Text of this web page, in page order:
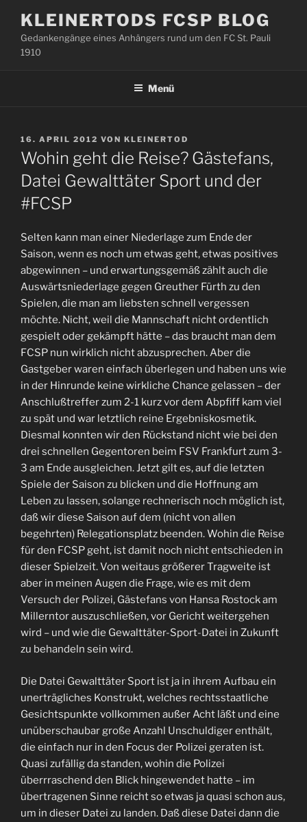
Inhalt
springen
KLEINERTODS FCSP BLOG
Gedankengänge eines Anhängers rund um den FC St. Pauli
1910
Menü
VERÖFFENTLICHT
AM
16. APRIL 2012 VON KLEINERTOD
Wohin geht die Reise? Gästefans,
Datei Gewalttäter Sport und der
#FCSP
Selten kann man einer Niederlage zum Ende der
Saison, wenn es noch um etwas geht, etwas positives
abgewinnen – und erwartungsgemäß zählt auch die
Auswärtsniederlage gegen Greuther Fürth zu den
Spielen, die man am liebsten schnell vergessen
möchte. Nicht, weil die Mannschaft nicht ordentlich
gespielt oder gekämpft hätte – das braucht man dem
FCSP nun wirklich nicht abzusprechen. Aber die
Gastgeber waren einfach überlegen und haben uns wie
in der Hinrunde keine wirkliche Chance gelassen – der
Anschlußtreffer zum 2-1 kurz vor dem Abpfiff kam viel
zu spät und war letztlich reine Ergebniskosmetik.
Diesmal konnten wir den Rückstand nicht wie bei den
drei schnellen Gegentoren beim FSV Frankfurt zum 3-
3 am Ende ausgleichen. Jetzt gilt es, auf die letzten
Spiele der Saison zu blicken und die Hoffnung am
Leben zu lassen, solange rechnerisch noch möglich ist,
daß wir diese Saison auf dem (nicht von allen
begehrten) Relegationsplatz beenden. Wohin die Reise
für den FCSP geht, ist damit noch nicht entschieden in
dieser Spielzeit. Von weitaus größerer Tragweite ist
aber in meinen Augen die Frage, wie es mit dem
Versuch der Polizei, Gästefans von Hansa Rostock am
Millerntor auszuschließen, vor Gericht weitergehen
wird – und wie die Gewalttäter-Sport-Datei in Zukunft
zu behandeln sein wird.
Die Datei Gewalttäter Sport ist ja in ihrem Aufbau ein
unerträgliches Konstrukt, welches rechtsstaatliche
Gesichtspunkte vollkommen außer Acht läßt und eine
unüberschaubar große Anzahl Unschuldiger enthält,
die einfach nur in den Focus der Polizei geraten ist.
Quasi zufällig da standen, wohin die Polizei
überrraschend den Blick hingewendet hatte – im
übertragenen Sinne reicht so etwas ja quasi schon aus,
um in dieser Datei zu landen. Daß diese Datei dann die